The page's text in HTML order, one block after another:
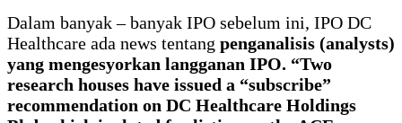
Dalam banyak – banyak IPO sebelum ini, IPO DC
Healthcare ada news tentang penganalisis (analysts)
yang mengesyorkan langganan IPO. “Two
research houses have issued a “subscribe”
recommendation on DC Healthcare Holdings